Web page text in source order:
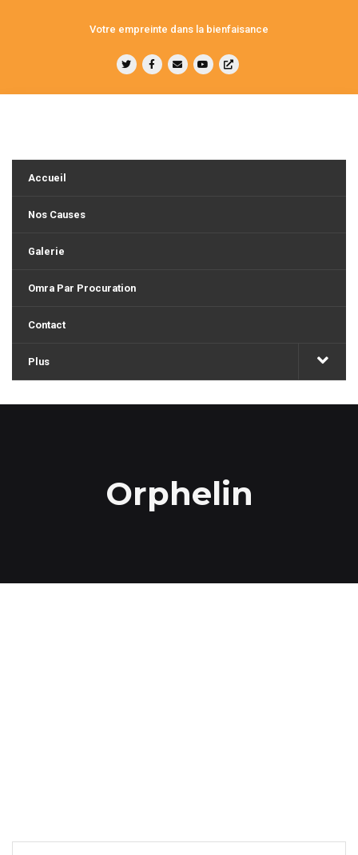
Votre empreinte dans la bienfaisance
Accueil
Nos Causes
Galerie
Omra Par Procuration
Contact
Plus
Orphelin